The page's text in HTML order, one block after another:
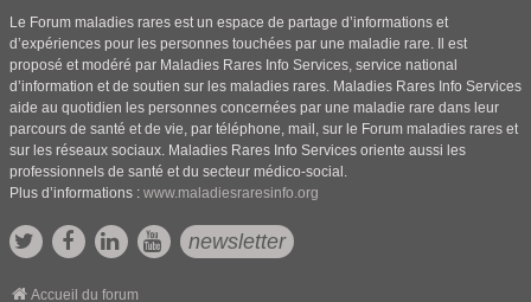
Le Forum maladies rares est un espace de partage d’informations et
d’expériences pour les personnes touchées par une maladie rare. Il est
proposé et modéré par Maladies Rares Info Services, service national
d’information et de soutien sur les maladies rares. Maladies Rares Info Services
aide au quotidien les personnes concernées par une maladie rare dans leur
parcours de santé et de vie, par téléphone, mail, sur le Forum maladies rares et
sur les réseaux sociaux. Maladies Rares Info Services oriente aussi les
professionnels de santé et du secteur médico-social.
Plus d’informations : www.maladiesraresinfo.org
newsletter
Accueil du forum